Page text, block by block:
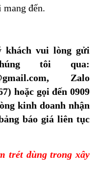
đến.
vui lòng gửi
tôi qua:
Zalo
hoặc gọi đến 0909
kinh doanh nhận
báo giá liên tục
trét dùng trong xây